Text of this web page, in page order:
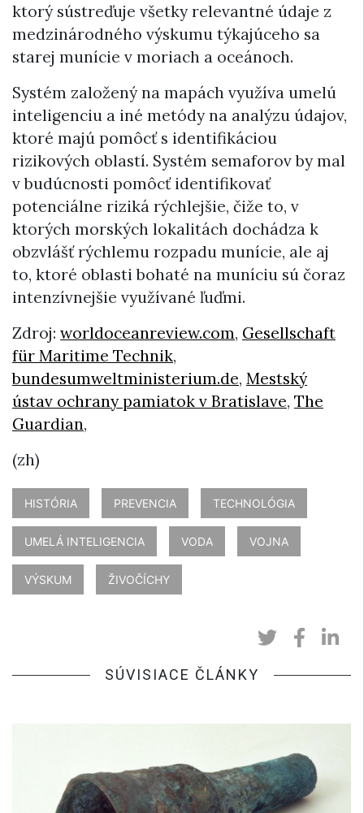
ktorý sústreďuje všetky relevantné údaje z
medzinárodného výskumu týkajúceho sa
starej munície v moriach a oceánoch.
Systém založený na mapách využíva umelú
inteligenciu a iné metódy na analýzu údajov,
ktoré majú pomôcť s identifikáciou
rizikových oblastí. Systém semaforov by mal
v budúcnosti pomôcť identifikovať
potenciálne riziká rýchlejšie, čiže to, v
ktorých morských lokalitách dochádza k
obzvlášť rýchlemu rozpadu munície, ale aj
to, ktoré oblasti bohaté na muníciu sú čoraz
intenzívnejšie využívané ľuďmi.
Zdroj: worldoceanreview.com, Gesellschaft
für Maritime Technik,
bundesumweltministerium.de, Mestský
ústav ochrany pamiatok v Bratislave, The
Guardian,
(zh)
HISTÓRIA PREVENCIA TECHNOLÓGIA
UMELÁ INTELIGENCIA VODA VOJNA
VÝSKUM ŽIVOČÍCHY
SÚVISIACE ČLÁNKY